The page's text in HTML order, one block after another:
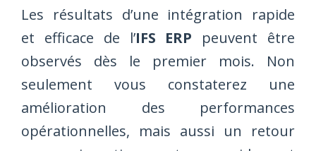
Les résultats d’une intégration rapide
et efficace de l’IFS ERP peuvent être
observés dès le premier mois. Non
seulement vous constaterez une
amélioration des performances
opérationnelles, mais aussi un retour